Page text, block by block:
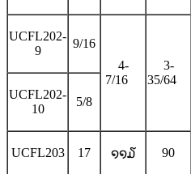
UCFL202-
9
9/16
4-
7/16
3-
35/64
UCFL202-
10
5/8
UCFL203 17 ໑໑໓ 90